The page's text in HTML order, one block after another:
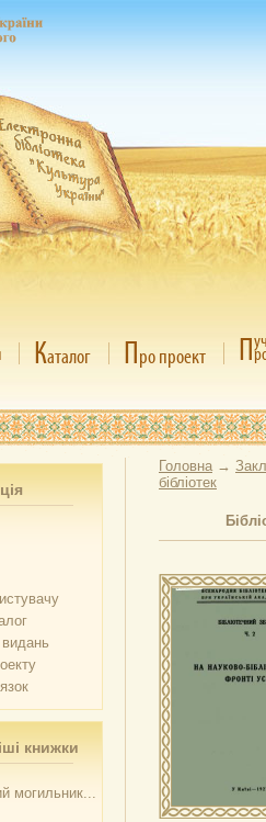
Каталог Про проект П
книжки
могильник...
Головна →
бібліотек